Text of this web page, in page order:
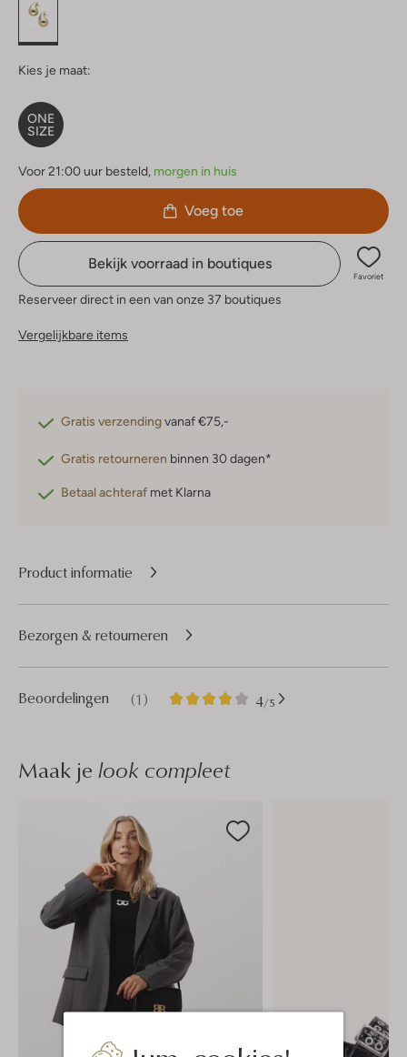
Kies je maat:
ONE
SIZE
Voor 21:00 uur besteld, morgen in huis
Voeg toe
Bekijk voorraad in boutiques
Favoriet
Reserveer direct in een van onze 37 boutiques
Vergelijkbare items
Gratis verzendingvanaf €75,-
Gratis retourneren binnen 30 dagen*
Betaal achteraf met Klarna
Product informatie
Beoordelingen (1) 4/5
1
4
Bezorgen & retourneren
Maak je look compleet